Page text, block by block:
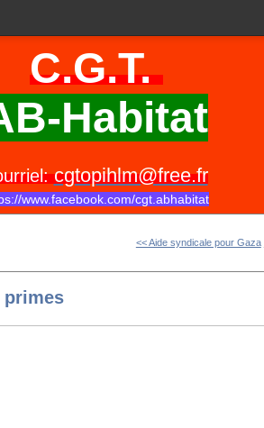
C.G.T.
Habitat
cgtopihlm@free.fr
www.facebook.com/cgt.abhabitat
<< Aide syndicale pour Gaza
primes